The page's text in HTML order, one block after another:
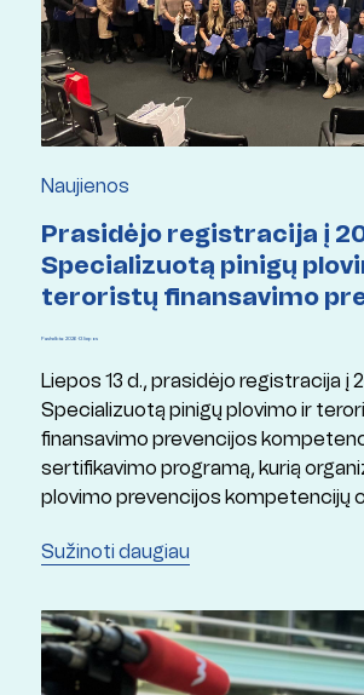
Naujienos
Prasidėjo registracija į
Specializuotą pinigų
teroristų finansavimo
kompetencijų
Paskelbta: 2026 13 liepos
Liepos 13 d., prasidėjo registracija į
Specializuotą pinigų plovimo ir
finansavimo prevencijos
sertifikavimo programą, kurią
plovimo prevencijos kompetencijų
Respublikos finansų ministerija.
Sužinoti daugiau